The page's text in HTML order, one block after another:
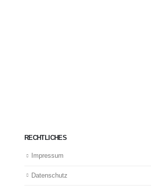
RECHTLICHES
Impressum
Datenschutz